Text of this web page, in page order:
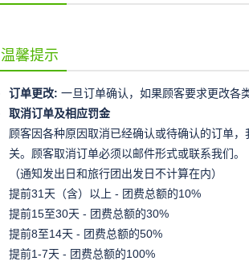
温馨提示
订单更改: 一旦订单确认，如果顾客要求更改各
取消订单及相应罚金
顾客因各种原因取消已经确认或待确认的订单
关。顾客取消订单必须以邮件形式或联系我们。
（通知发出日和旅行团出发日不计算在内）
提前31天（含）以上 - 团费总额的10%
提前15至30天 - 团费总额的30%
提前8至14天 - 团费总额的50%
提前1-7天 - 团费总额的100%